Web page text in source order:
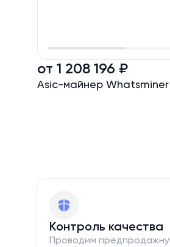
MicroBT – китайская
криптовалют. Компания
алгоритме SHA-256.
от 1 208 196 ₽
Asic-майнер Whatsminer
Контроль качества
Проводим